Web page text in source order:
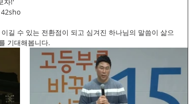
길 수 있는 전환점이 되고 심겨진 하나님의 말씀이 삶으
기대해봅니다.